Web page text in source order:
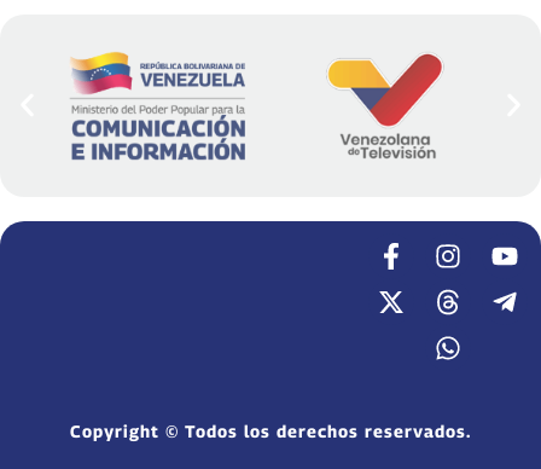
Copyright © Todos los derechos reservados.